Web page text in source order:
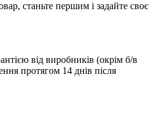
станьте першим і задайте своє
від виробників (окрім б/в
протягом 14 днів після